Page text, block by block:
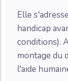
Elle
handicap
conditions).
montage du
l'aide